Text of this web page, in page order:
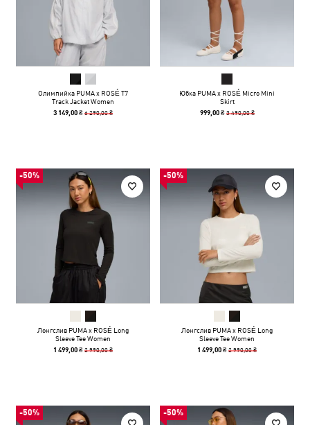
Олимпийка PUMA x ROSÉ T7
Track Jacket Women
3 149,00 ₴6 290,00 ₴
Юбка PUMA x ROSÉ Micro Mini
Skirt
999,00 ₴ 3 490,00 ₴
-50%
Лонгслив PUMA x ROSÉ Long
Sleeve Tee Women
1 499,00 ₴2 990,00 ₴
-50%
Лонгслив PUMA x ROSÉ Long
Sleeve Tee Women
1 499,00 ₴2 990,00 ₴
-50% -50%